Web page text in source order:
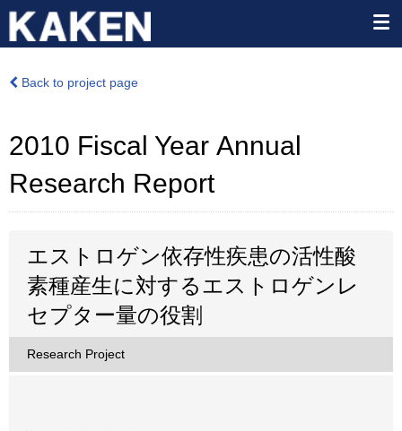
Back to project page
2010 Fiscal Year Annual
Research Report
エストロゲン依存性疾患の活性酸
素種産生に対するエストロゲンレ
セプター量の役割
Research Project